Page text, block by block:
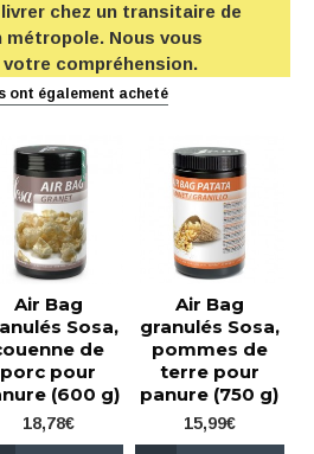
chez un transitaire de
métropole. Nous vous
compréhension.
ont également acheté
Air Bag
Sosa,
de
porc pour
(600 g)
18,78€
Air Bag
granulés Sosa,
pommes de
terre pour
panure (750 g)
15,99€